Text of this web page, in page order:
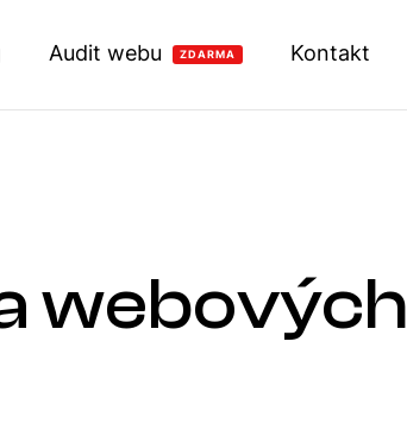
Audit webu ZDARMA Kontakt
webových